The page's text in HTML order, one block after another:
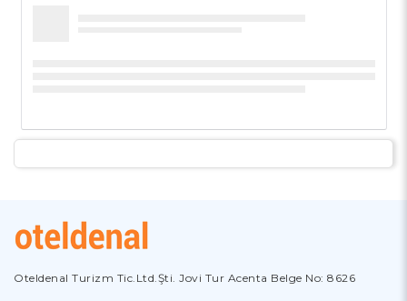
Oteldenal Turizm Tic.Ltd.Şti. Jovi Tur Acenta Belge No: 8626